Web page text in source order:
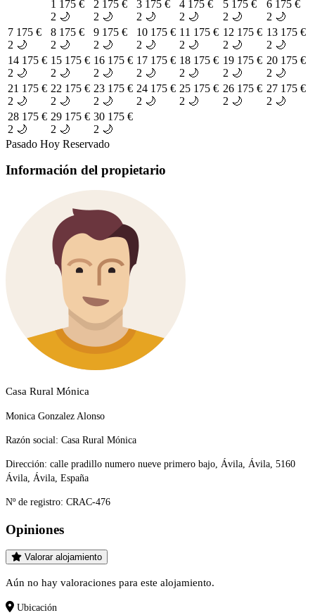
1 175 €
2 🌙
2 175 €
2 🌙
3 175 €
2 🌙
4 175 €
2 🌙
5 175 €
2 🌙
6 175 €
2 🌙
7 175 €
2 🌙
8 175 €
2 🌙
9 175 €
2 🌙
10 175 €
2 🌙
11 175 €
2 🌙
12 175 €
2 🌙
13 175 €
2 🌙
14 175 €
2 🌙
15 175 €
2 🌙
16 175 €
2 🌙
17 175 €
2 🌙
18 175 €
2 🌙
19 175 €
2 🌙
20 175 €
2 🌙
21 175 €
2 🌙
22 175 €
2 🌙
23 175 €
2 🌙
24 175 €
2 🌙
25 175 €
2 🌙
26 175 €
2 🌙
27 175 €
2 🌙
28 175 €
2 🌙
29 175 €
2 🌙
30 175 €
2 🌙
Pasado Hoy Reservado
Información del propietario
Casa Rural Mónica
Monica Gonzalez Alonso
Razón social: Casa Rural Mónica
Dirección: calle pradillo numero nueve primero bajo, Ávila, Ávila, 5160
Ávila, Ávila, España
Nº de registro: CRAC-476
Opiniones
Valorar alojamiento
Aún no hay valoraciones para este alojamiento.
Ubicación